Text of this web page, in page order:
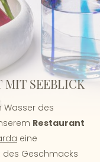
MIT SEEBLICK
Wasser des
Restaurant
eine
des Geschmacks